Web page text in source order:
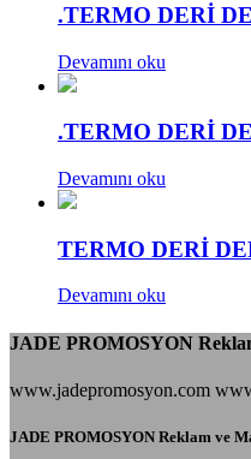
.TERMO DERİ
Devamını oku
.TERMO DERİ
Devamını oku
TERMO DERİ
Devamını oku
JADE PROMOSYON
www.jadepromosyon.com
JADE PROMOSYON Reklam ve